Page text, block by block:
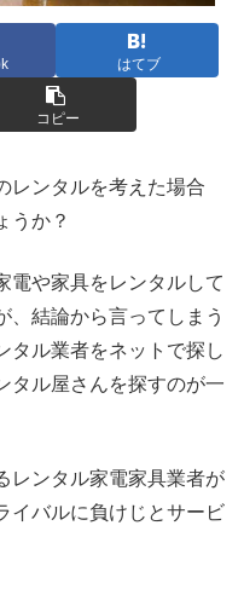
はてブ
コピー
レンタルを考えた場合
うか？
電や家具をレンタルして
、結論から言ってしまう
タル業者をネットで探し
タル屋さんを探すのが一
レンタル家電家具業者が
イバルに負けじとサービ